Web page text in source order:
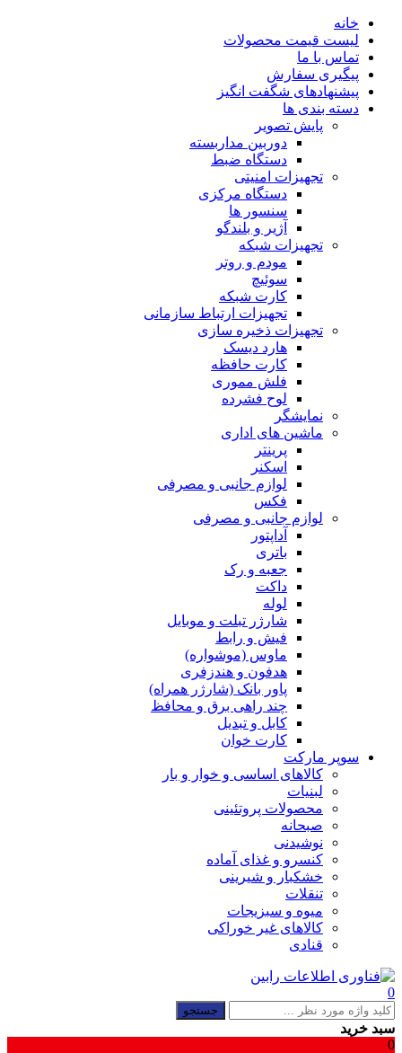
خانه
لیست قیمت محصولات
تماس با ما
پیگیری سفارش
پیشنهادهای شگفت انگیز
دسته بندی ها
پایش تصویر
دوربین مداربسته
دستگاه ضبط
تجهیزات امنیتی
دستگاه مرکزی
سنسور ها
آژیر و بلندگو
تجهیزات شبکه
مودم و روتر
سوئیچ
کارت شبکه
تجهیزات ارتباط سازمانی
تجهیزات ذخیره سازی
هارد دیسک
کارت حافظه
فلش مموری
لوح فشرده
نمایشگر
ماشین های اداری
پرینتر
اسکنر
لوازم جانبی و مصرفی
فکس
لوازم جانبی و مصرفی
آداپتور
باتری
جعبه و رک
داکت
لوله
شارژر تبلت و موبایل
فیش و رابط
ماوس (موشواره)
هدفون و هندزفری
پاور بانک (شارژر همراه)
چند راهی برق و محافظ
کابل و تبدیل
کارت خوان
سوپر مارکت
کالاهای اساسی و خوار و بار
لبنیات
محصولات پروتئینی
صبحانه
نوشیدنی
کنسرو و غذای آماده
خشکبار و شیرینی
تنقلات
میوه و سبزیجات
کالاهای غیر خوراکی
قنادی
0
جستجو
سبد خرید
0